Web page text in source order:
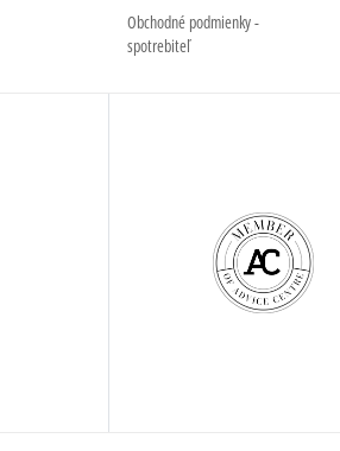
Obchodné podmienky -
spotrebiteľ